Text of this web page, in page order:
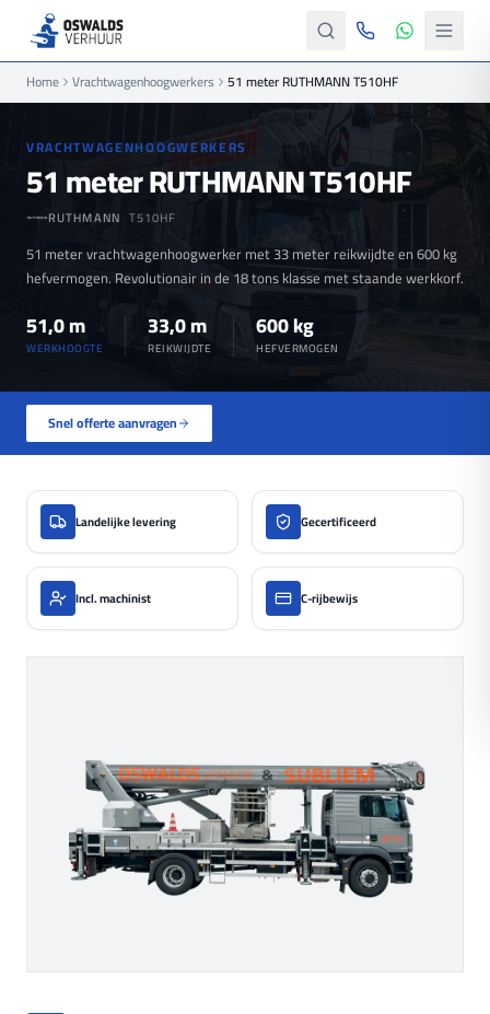
Home Vrachtwagenhoogwerkers 51 meter RUTHMANN T510HF
VRACHTWAGENHOOGWERKERS
51 meter RUTHMANN T510HF
RUTHMANN T510HF
51 meter vrachtwagenhoogwerker met 33 meter reikwijdte en 600 kg
hefvermogen. Revolutionair in de 18 tons klasse met staande werkkorf.
51,0 m
WERKHOOGTE
33,0 m
REIKWIJDTE
600 kg
HEFVERMOGEN
Snel offerte aanvragen
Landelijke levering Gecertificeerd
Incl. machinist C-rijbewijs